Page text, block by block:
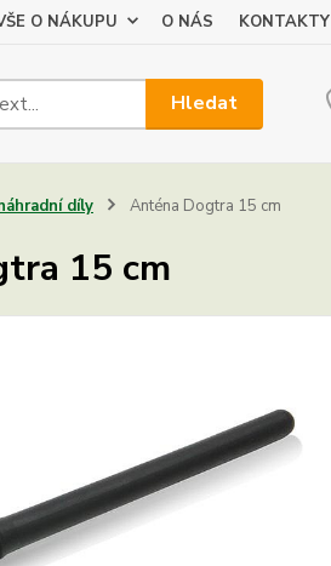
O NÁKUPU O NÁS KONTAKTY
Hledat
díly Anténa Dogtra 15 cm
15 cm